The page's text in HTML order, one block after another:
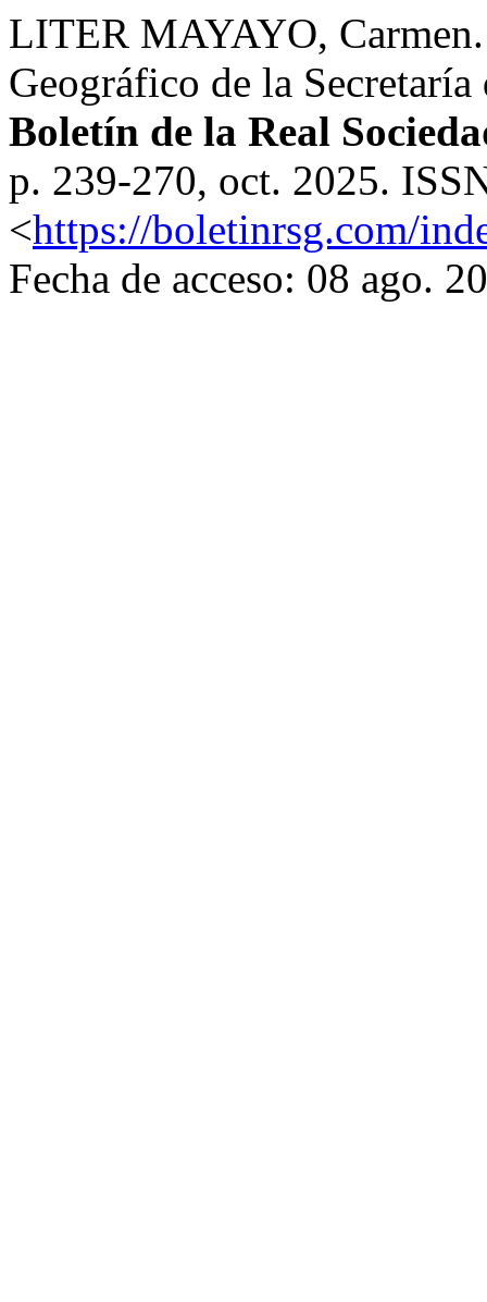
LITER MAYAYO,
Geográfico de la
Boletín de la Real
p. 239-270, oct. 2025.
<https://boletinrsg.com/
Fecha de acceso: 08 ago.